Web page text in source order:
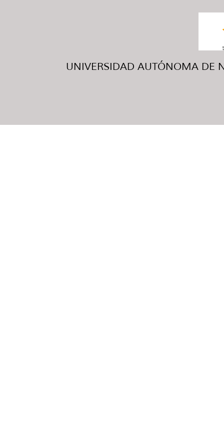
UNIVERSIDAD AUTÓNOMA DE